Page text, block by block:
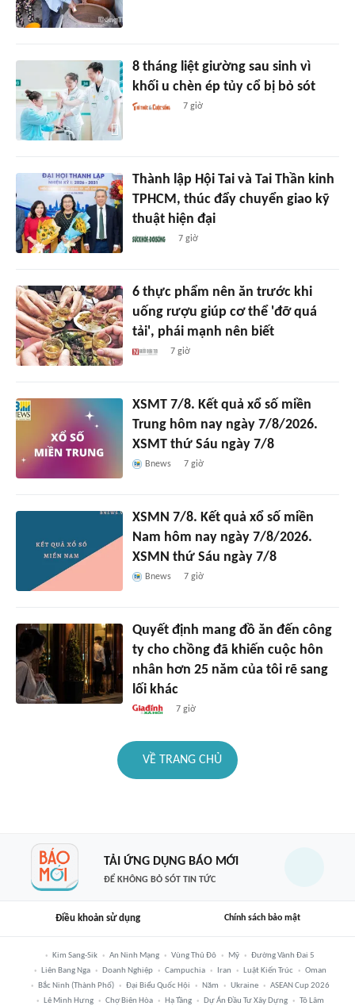
8 tháng liệt giường sau sinh vì
khối u chèn ép tủy cổ bị bỏ sót
7 giờ
Thành lập Hội Tai và Tai Thần kinh
TPHCM, thúc đẩy chuyển giao kỹ
thuật hiện đại
7 giờ
6 thực phẩm nên ăn trước khi
uống rượu giúp cơ thể 'đỡ quá
tải', phái mạnh nên biết
7 giờ
XSMT 7/8. Kết quả xổ số miền
Trung hôm nay ngày 7/8/2026.
XSMT thứ Sáu ngày 7/8
Bnews 7 giờ
XSMN 7/8. Kết quả xổ số miền
Nam hôm nay ngày 7/8/2026.
XSMN thứ Sáu ngày 7/8
Bnews 7 giờ
Quyết định mang đồ ăn đến công
ty cho chồng đã khiến cuộc hôn
nhân hơn 25 năm của tôi rẽ sang
lối khác
7 giờ
VỀ TRANG CHỦ
TẢI ỨNG DỤNG BÁO MỚI
ĐỂ KHÔNG BỎ SÓT TIN TỨC
Điều khoản sử dụng Chính sách bảo mật
Kim Sang-Sik An Ninh Mạng Vùng Thủ Đô Mỹ
Đường Vành Đai 5
Liên Bang Nga
Doanh Nghiệp Campuchia Iran Luật Kiến Trúc
Oman
Bắc Ninh (thành Phố)
Đại Biểu Quốc Hội Năm Ukraine
ASEAN Cup 2026
Lê Minh Hưng
Chợ Biên Hòa Hạ Tầng Dự Án Đầu Tư Xây Dựng Tô Lâm